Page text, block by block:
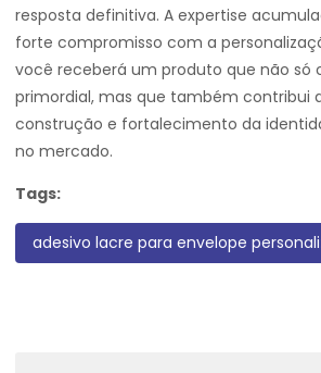
resposta definitiva. A expertise
forte compromisso com a
você receberá um produto que não só
primordial, mas que também contribui
construção e fortalecimento da
no mercado.
Tags:
adesivo lacre para envelope